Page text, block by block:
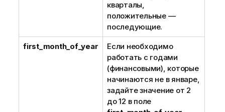
кварталы,
положительные —
последующие.
first_month_of_year
Если необходимо
работать с годами
(финансовыми), которые
начинаются не в январе,
задайте значение от 2
до 12 в поле